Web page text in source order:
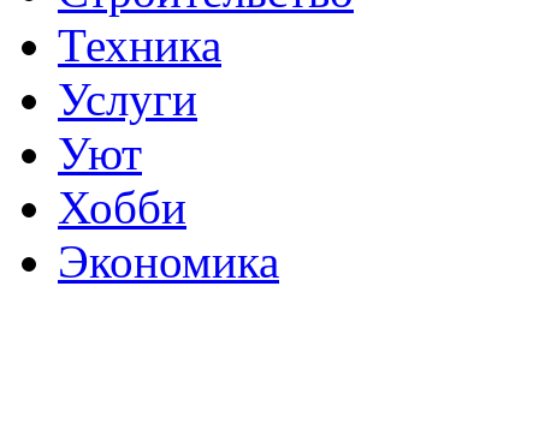
Техника
Услуги
Уют
Хобби
Экономика